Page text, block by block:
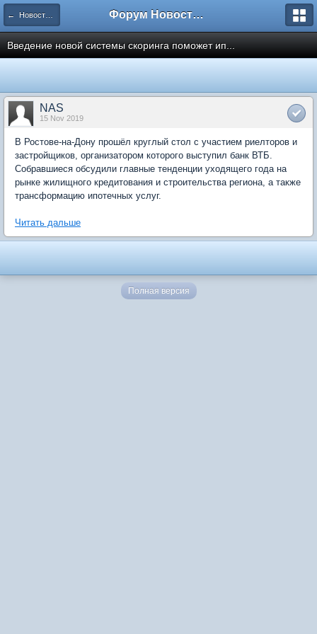
← Новости рынка недвижимости Форум Новостройки
Введение новой системы скоринга поможет ип...
NAS
15 Nov 2019
В Ростове-на-Дону прошёл круглый стол с участием риелторов и
застройщиков, организатором которого выступил банк ВТБ.
Собравшиеся обсудили главные тенденции уходящего года на
рынке жилищного кредитования и строительства региона, а также
трансформацию ипотечных услуг.
Читать дальше
Полная версия